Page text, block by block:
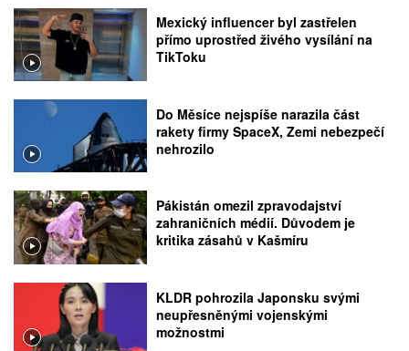
Mexický influencer byl zastřelen
přímo uprostřed živého vysílání na
TikToku
Do Měsíce nejspíše narazila část
rakety firmy SpaceX, Zemi nebezpečí
nehrozilo
Pákistán omezil zpravodajství
zahraničních médií. Důvodem je
kritika zásahů v Kašmíru
KLDR pohrozila Japonsku svými
neupřesněnými vojenskými
možnostmi